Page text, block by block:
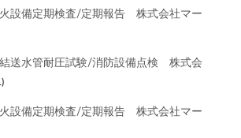
設備定期検査/定期報告 株式会社マー
送水管耐圧試験/消防設備点検 株式会
設備定期検査/定期報告 株式会社マー